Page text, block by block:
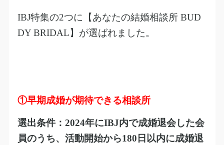
IBJ特集の2つに【あなたの結婚相談所 BUD
DY BRIDAL】が選ばれました。
①早期成婚が期待できる相談所
選出条件： 2024年にIBJ内で成婚退会した会
員のうち、活動開始から180 日以内に成婚退